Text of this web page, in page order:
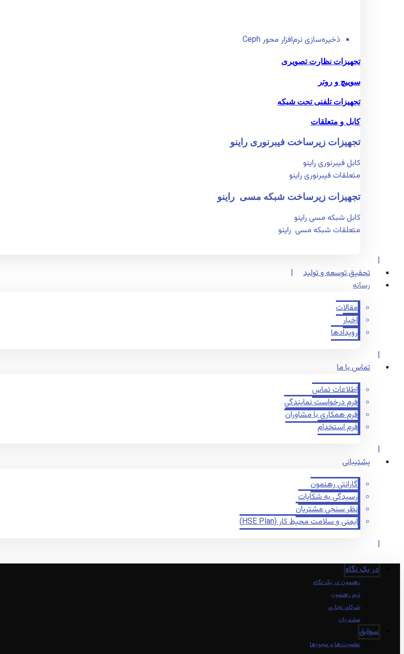
ذخیره‌سازی نرم‌افزار محور Ceph
تجهیزات نظارت تصویری
سوییچ و روتر
تجهیزات تلفنی تحت شبکه
کابل و متعلقات
تجهیزات زیر‌ساخت فیبر‌نوری راینو
کابل فیبر‌نوری راینو
متعلقات فیبر‌نوری راینو
تجهیزات زیر‌ساخت شبکه مسی راینو
کابل شبکه مسی راینو
متعلقات شبکه مسی راینو
تحقیق توسعه و تولید
رسانه
مقالات
اخبار
رویدادها
تماس با ما
اطلاعات تماس
فرم درخواست نمایندگی
فرم همکاری با مشاوران
فرم استخدام
پشتیبانی
گارانتی رهنمون
رسیدگی به شکایات
نظر سنجی مشتریان
ایمنی و سلامت محیط کار (HSE Plan)
در یک نگاه
رهنمون در یک نگاه
تیم رهنمون
شرکای تجاری
مشتریان
سوابق
عضویت‌ها و مجوزها